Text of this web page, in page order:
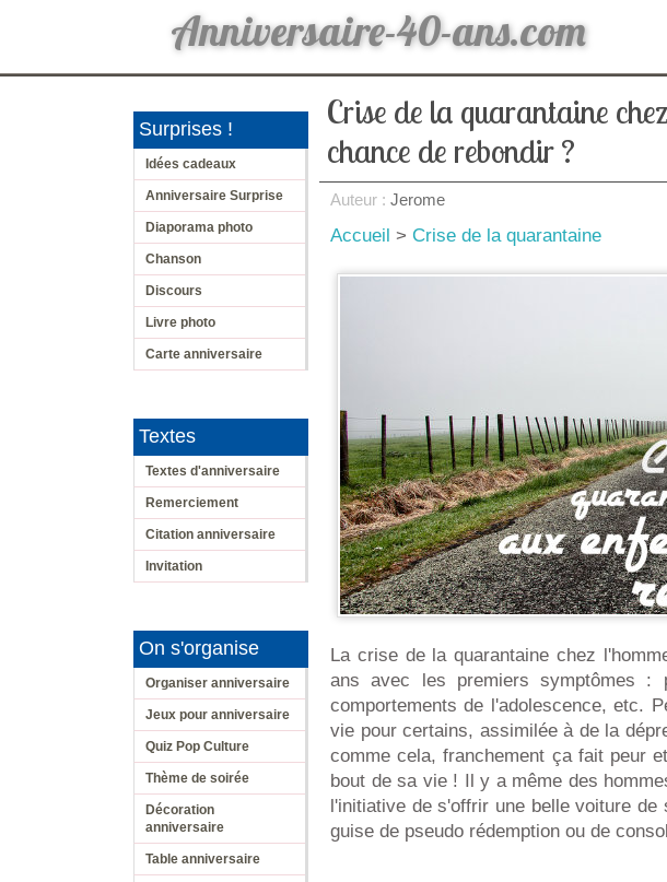
Anniversaire-40-ans.com
Surprises !
Idées cadeaux
Anniversaire Surprise
Diaporama photo
Chanson
Discours
Livre photo
Carte anniversaire
Textes
Textes d'anniversaire
Remerciement
Citation anniversaire
Invitation
On s'organise
Organiser anniversaire
Jeux pour anniversaire
Quiz Pop Culture
Thème de soirée
Décoration
anniversaire
Table anniversaire
Crise de la quarantaine
chance de rebondir ?
Auteur : Jerome
Accueil > Crise de la quarantaine
La crise de la quarantaine chez
ans avec les premiers symptômes :
comportements de l'adolescence, etc.
vie pour certains, assimilée à de la
comme cela, franchement ça fait peur
bout de sa vie ! Il y a même des
l'initiative de s'offrir une belle voiture
guise de pseudo rédemption ou de